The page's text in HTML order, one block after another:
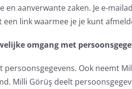
en aanverwante zaken. Je e-
link waarmee je je kunt
omgang met
Ook neemt
Milli Görüş deelt